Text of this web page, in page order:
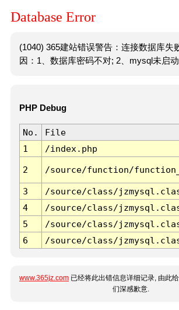
Database Error
(1040) 365建站错误警告：连接数据库失
因：1、数据库密码不对; 2、mysql未启动
PHP Debug
No. File
1
/index.php
2 /source/function/
3 /source/class/
4
/source/class/
5
/source/class/
6
/source/class/
www.365jz.com 已经将此出错信息详细记录, 由此
们深感歉意.